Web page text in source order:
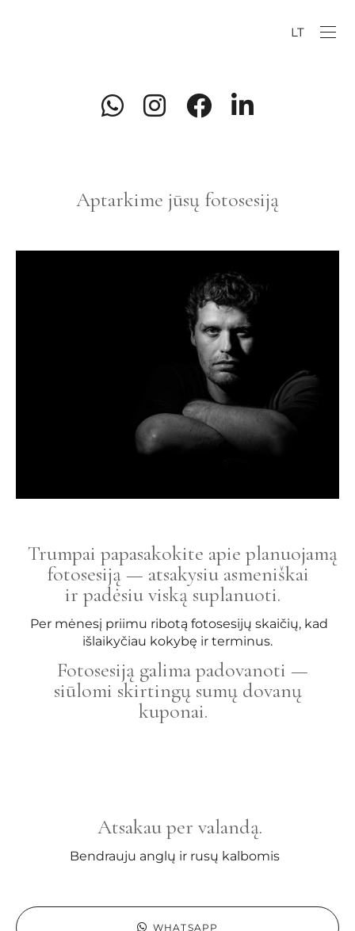
LT
Aptarkime jūsų fotosesiją
Trumpai papasakokite apie planuojamą
fotosesiją — atsakysiu asmeniškai
ir padėsiu viską suplanuoti.
Per mėnesį priimu ribotą fotosesijų skaičių, kad
išlaikyčiau kokybę ir terminus.
Fotosesiją galima padovanoti —
siūlomi skirtingų sumų dovanų
kuponai.
Atsakau per valandą.
Bendrauju anglų ir rusų kalbomis
WHATSAPP